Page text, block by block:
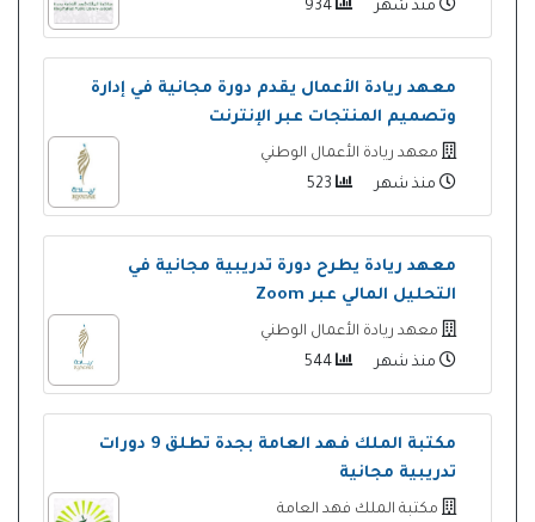
منذ شهر
معهد ريادة الأعمال يقدم دورة مجانية في إدارة
وتصميم المنتجات عبر الإنترنت
معهد ريادة الأعمال الوطني
منذ شهر
معهد ريادة يطرح دورة تدريبية مجانية في
التحليل المالي عبر Zoom
معهد ريادة الأعمال الوطني
منذ شهر
مكتبة الملك فهد العامة بجدة تطلق 9 دورات
تدريبية مجانية
مكتبة الملك فهد العامة